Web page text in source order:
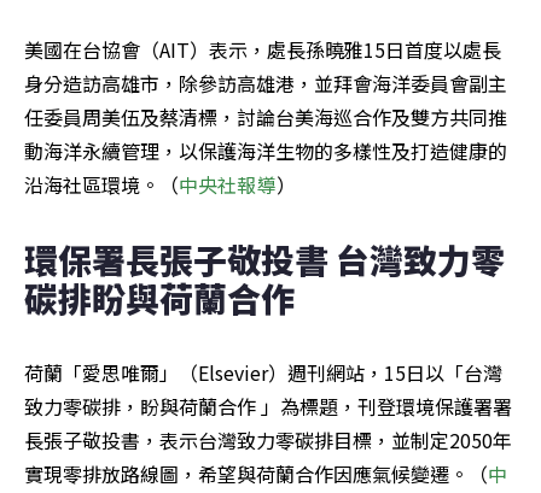
美國在台協會（AIT）表示，處長孫曉雅15日首度以處長
身分造訪高雄市，除參訪高雄港，並拜會海洋委員會副主
任委員周美伍及蔡清標，討論台美海巡合作及雙方共同推
動海洋永續管理，以保護海洋生物的多樣性及打造健康的
沿海社區環境。（中央社報導）
環保署長張子敬投書 台灣致力零
碳排盼與荷蘭合作
荷蘭「愛思唯爾」（Elsevier）週刊網站，15日以「台灣
致力零碳排，盼與荷蘭合作 」為標題，刊登環境保護署署
長張子敬投書，表示台灣致力零碳排目標，並制定2050年
實現零排放路線圖，希望與荷蘭合作因應氣候變遷。（中